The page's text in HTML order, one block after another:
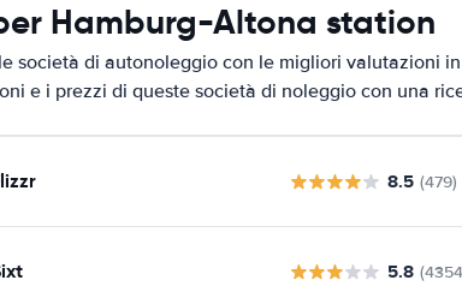
Hamburg-Altona station
società di autonoleggio con le migliori valutazioni
e i prezzi di queste società di noleggio con una
8.5 (479)
5.8